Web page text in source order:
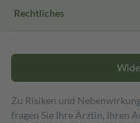
Rechtliches
Zu Risiken und
fragen Sie Ihre Ärztin, Ihren